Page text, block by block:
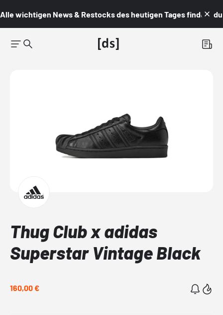
Alle wichtigen News & Restocks des heutigen Tages findest du
Thug Club x adidas
Superstar Vintage Black
160,00 €